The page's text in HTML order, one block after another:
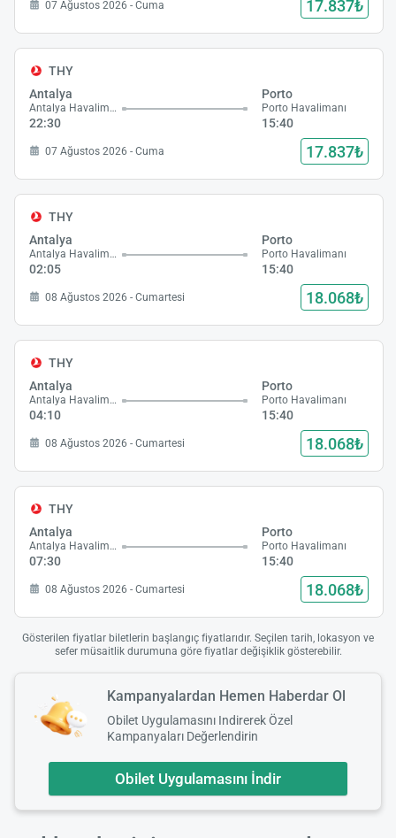
07 Ağustos 2026 - Cuma 17.837₺
THY
Antalya
Antalya Havalimanı
22:30
Porto
Porto Havalimanı
15:40
07 Ağustos 2026 - Cuma 17.837₺
THY
Antalya
Antalya Havalimanı
02:05
Porto
Porto Havalimanı
15:40
08 Ağustos 2026 - Cumartesi 18.068₺
THY
Antalya
Antalya Havalimanı
04:10
Porto
Porto Havalimanı
15:40
08 Ağustos 2026 - Cumartesi 18.068₺
THY
Antalya
Antalya Havalimanı
07:30
Porto
Porto Havalimanı
15:40
08 Ağustos 2026 - Cumartesi 18.068₺
Gösterilen fiyatlar biletlerin başlangıç fiyatlarıdır. Seçilen tarih, lokasyon ve
sefer müsaitlik durumuna göre fiyatlar değişiklik gösterebilir.
Kampanyalardan Hemen Haberdar Ol
Obilet Uygulamasını Indirerek Özel
Kampanyaları Değerlendirin
Obilet Uygulamasını İndir